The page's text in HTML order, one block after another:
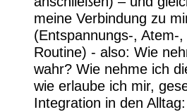
meine Verbindung zu
(Entspannungs-, Atem-
Routine) - also: Wie
wahr? Wie nehme ich
wie erlaube ich mir,
Integration in den